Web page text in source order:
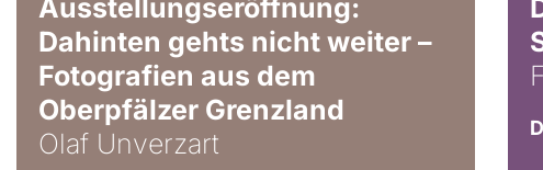
Ausstellungseröffnung:
Dahinten gehts nicht weiter –
Fotografien aus dem
Oberpfälzer Grenzland
Olaf Unverzart